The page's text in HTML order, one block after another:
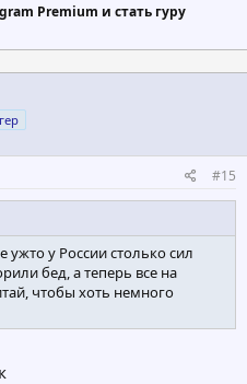
Premium и стать гуру
#15
ужто у России столько сил
бед, а теперь все на
чтобы хоть немного